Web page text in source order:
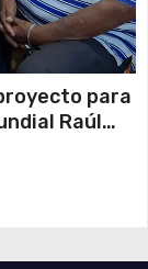
para
Raúl